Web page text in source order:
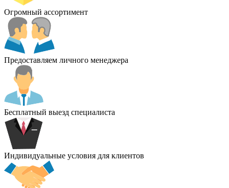
Огромный ассортимент
Предоставляем личного менеджера
Бесплатный выезд специалиста
Индивидуальные условия для клиентов